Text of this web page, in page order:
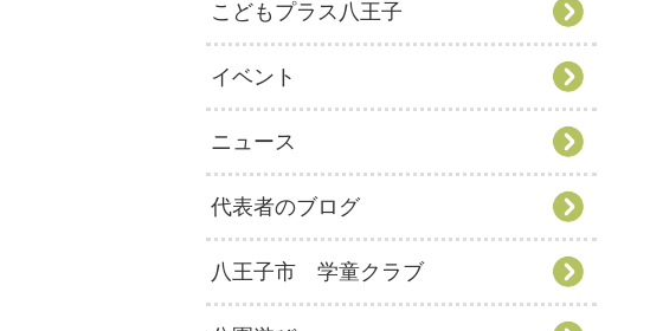
こどもプラス八王子
イベント
ニュース
代表者のブログ
八王子市 学童クラブ